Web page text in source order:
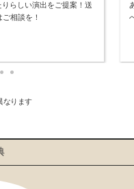
らしい演出をご提案！送
相談を！
なります